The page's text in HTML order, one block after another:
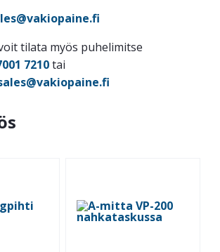
tilata myös puhelimitse
7210tai